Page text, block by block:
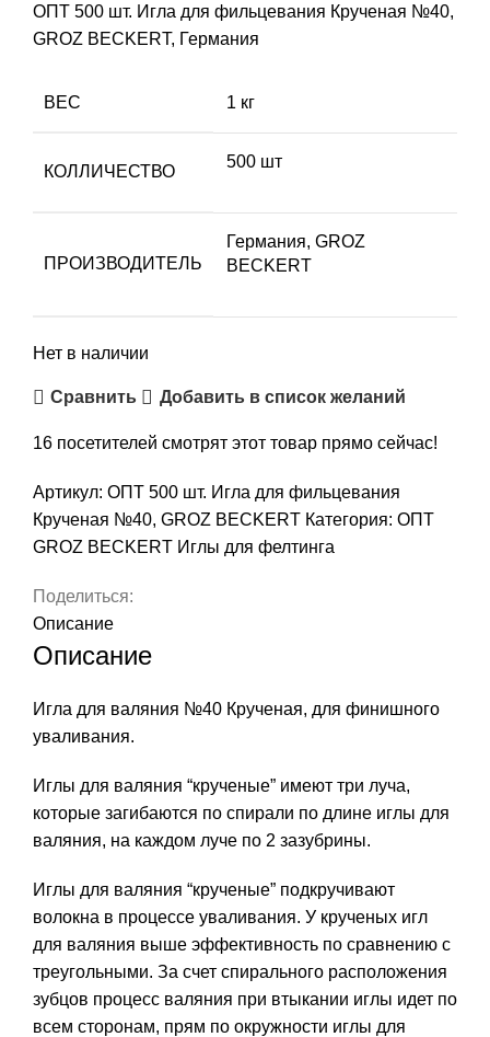
ОПТ 500 шт. Игла для фильцевания Крученая №40,
GROZ BEСKERT, Германия
ВЕС 1 кг
КОЛЛИЧЕСТВО
500 шт
ПРОИЗВОДИТЕЛЬ
Германия, GROZ
BEСKERT
Нет в наличии
Сравнить Добавить в список желаний
16 посетителей смотрят этот товар прямо сейчас!
Артикул: ОПТ 500 шт. Игла для фильцевания
Крученая №40, GROZ BEСKERT Категория: ОПТ
GROZ BECKERT Иглы для фелтинга
Поделиться:
Описание
Описание
Игла для валяния №40 Крученая, для финишного
уваливания.
Иглы для валяния “крученые” имеют три луча,
которые загибаются по спирали по длине иглы для
валяния, на каждом луче по 2 зазубрины.
Иглы для валяния “крученые” подкручивают
волокна в процессе уваливания. У крученых игл
для валяния выше эффективность по сравнению с
треугольными. За счет спирального расположения
зубцов процесс валяния при втыкании иглы идет по
всем сторонам, прям по окружности иглы для